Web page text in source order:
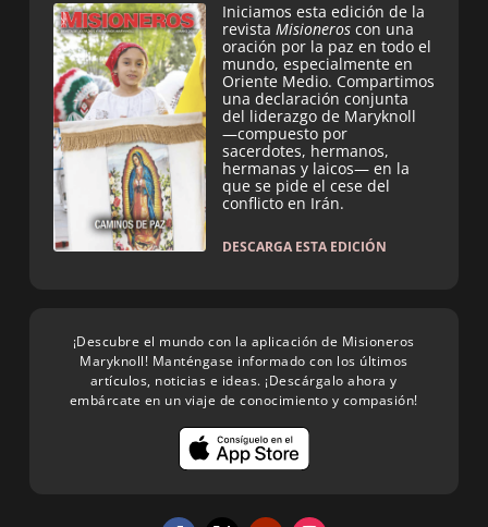
Iniciamos esta edición de la
revista Misioneros con una
oración por la paz en todo el
mundo, especialmente en
Oriente Medio. Compartimos
una declaración conjunta
del liderazgo de Maryknoll
—compuesto por
sacerdotes, hermanos,
hermanas y laicos— en la
que se pide el cese del
conflicto en Irán.
DESCARGA ESTA EDICIÓN
¡Descubre el mundo con la aplicación de Misioneros
Maryknoll! Manténgase informado con los últimos
artículos, noticias e ideas. ¡Descárgalo ahora y
embárcate en un viaje de conocimiento y compasión!